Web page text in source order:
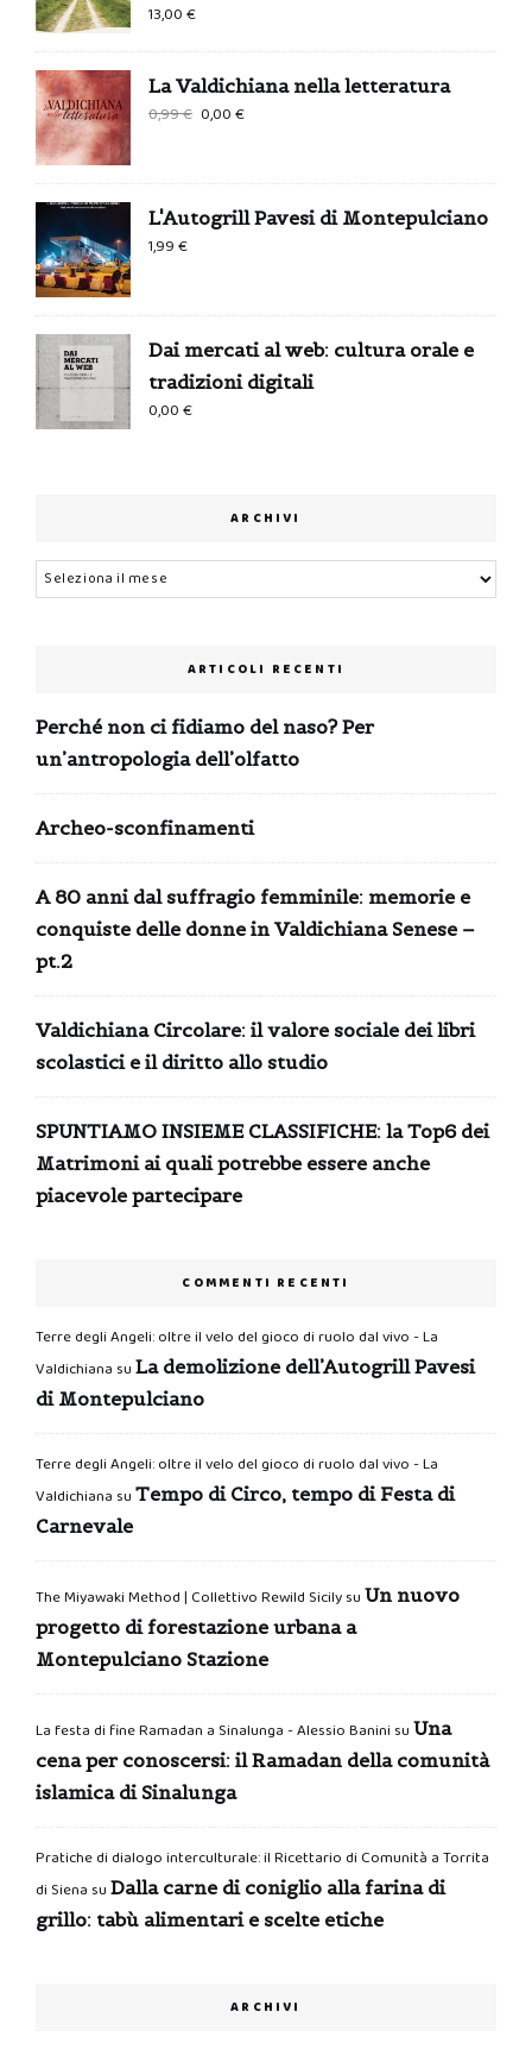
13,00€
La Valdichiana nella letteratura
0,99€
era:
0,99 €.
0,00€
è:
0,00 €.
L'Autogrill Pavesi di Montepulciano
1,99€
Dai mercati al web: cultura orale e
tradizioni digitali
0,00€
ARCHIVI
Archivi
ARTICOLI RECENTI
Perché non ci fidiamo del naso? Per
un’antropologia dell’olfatto
Archeo-sconfinamenti
A 80 anni dal suffragio femminile: memorie e
conquiste delle donne in Valdichiana Senese –
pt.2
Valdichiana Circolare: il valore sociale dei libri
scolastici e il diritto allo studio
SPUNTIAMO INSIEME CLASSIFICHE: la Top6 dei
Matrimoni ai quali potrebbe essere anche
piacevole partecipare
COMMENTI RECENTI
Terre degli Angeli: oltre il velo del gioco di ruolo dal vivo - La
Valdichiana su La demolizione dell’Autogrill Pavesi
di Montepulciano
Terre degli Angeli: oltre il velo del gioco di ruolo dal vivo - La
Valdichiana su Tempo di Circo, tempo di Festa di
Carnevale
The Miyawaki Method | Collettivo Rewild Sicilysu Un nuovo
progetto di forestazione urbana a
Montepulciano Stazione
La festa di fine Ramadan a Sinalunga - Alessio Banini su Una
cena per conoscersi: il Ramadan della comunità
islamica di Sinalunga
Pratiche di dialogo interculturale: il Ricettario di Comunità a Torrita
di Siena su Dalla carne di coniglio alla farina di
grillo: tabù alimentari e scelte etiche
ARCHIVI